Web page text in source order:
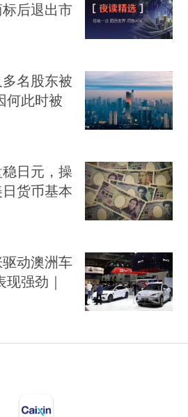
后退出市
多名股东被
何此时被
日元，操
货币基本
动澳洲车
强劲｜